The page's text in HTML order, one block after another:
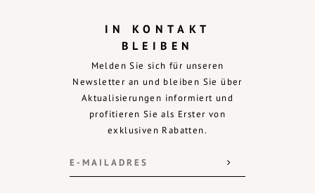
IN KONTAKT
BLEIBEN
Melden Sie sich für unseren
Newsletter an und bleiben Sie über
Aktualisierungen informiert und
profitieren Sie als Erster von
exklusiven Rabatten.